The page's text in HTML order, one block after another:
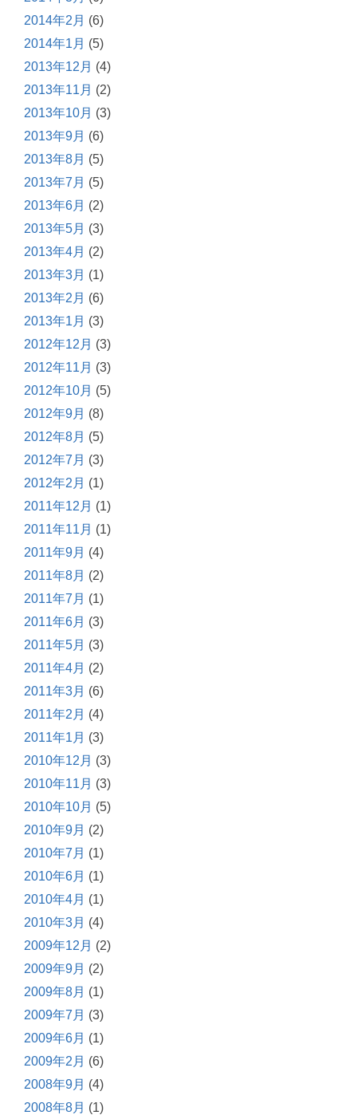
2014年2月 (6)
2014年1月 (5)
2013年12月 (4)
2013年11月 (2)
2013年10月 (3)
2013年9月 (6)
2013年8月 (5)
2013年7月 (5)
2013年6月 (2)
2013年5月 (3)
2013年4月 (2)
2013年3月 (1)
2013年2月 (6)
2013年1月 (3)
2012年12月 (3)
2012年11月 (3)
2012年10月 (5)
2012年9月 (8)
2012年8月 (5)
2012年7月 (3)
2012年2月 (1)
2011年12月 (1)
2011年11月 (1)
2011年9月 (4)
2011年8月 (2)
2011年7月 (1)
2011年6月 (3)
2011年5月 (3)
2011年4月 (2)
2011年3月 (6)
2011年2月 (4)
2011年1月 (3)
2010年12月 (3)
2010年11月 (3)
2010年10月 (5)
2010年9月 (2)
2010年7月 (1)
2010年6月 (1)
2010年4月 (1)
2010年3月 (4)
2009年12月 (2)
2009年9月 (2)
2009年8月 (1)
2009年7月 (3)
2009年6月 (1)
2009年2月 (6)
2008年9月 (4)
2008年8月 (1)